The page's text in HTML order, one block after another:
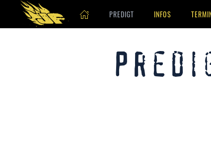
Skip to main content
PREDIGT INFOS